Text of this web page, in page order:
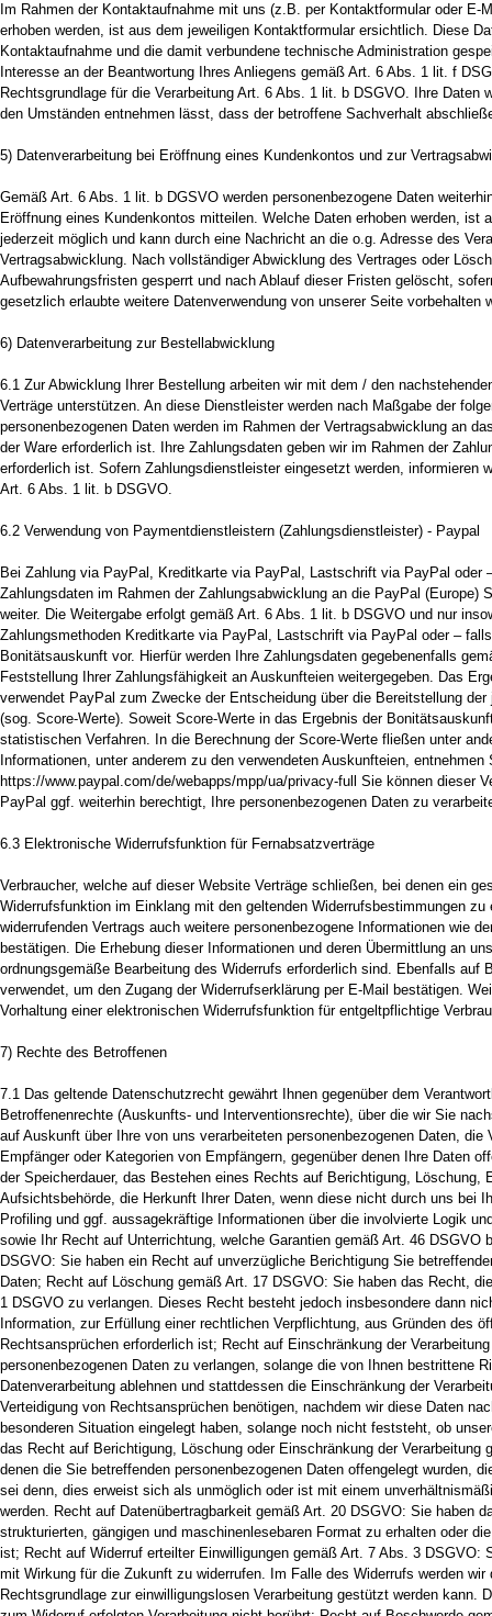
Im Rahmen der Kontaktaufnahme mit uns (z.B. per Kontaktformular oder
erhoben werden, ist aus dem jeweiligen Kontaktformular ersichtlich. Diese
Kontaktaufnahme und die damit verbundene technische Administration
Interesse an der Beantwortung Ihres Anliegens gemäß Art. 6 Abs. 1 lit. f
Rechtsgrundlage für die Verarbeitung Art. 6 Abs. 1 lit. b DSGVO. Ihre
den Umständen entnehmen lässt, dass der betroffene Sachverhalt
5) Datenverarbeitung bei Eröffnung eines Kundenkontos und zur
Gemäß Art. 6 Abs. 1 lit. b DGSVO werden personenbezogene Daten
Eröffnung eines Kundenkontos mitteilen. Welche Daten erhoben werden,
jederzeit möglich und kann durch eine Nachricht an die o.g. Adresse des
Vertragsabwicklung. Nach vollständiger Abwicklung des Vertrages oder
Aufbewahrungsfristen gesperrt und nach Ablauf dieser Fristen gelöscht,
gesetzlich erlaubte weitere Datenverwendung von unserer Seite
6) Datenverarbeitung zur Bestellabwicklung
6.1 Zur Abwicklung Ihrer Bestellung arbeiten wir mit dem / den
Verträge unterstützen. An diese Dienstleister werden nach Maßgabe der
personenbezogenen Daten werden im Rahmen der Vertragsabwicklung an
der Ware erforderlich ist. Ihre Zahlungsdaten geben wir im Rahmen der
erforderlich ist. Sofern Zahlungsdienstleister eingesetzt werden, informieren
Art. 6 Abs. 1 lit. b DSGVO.
6.2 Verwendung von Paymentdienstleistern (Zahlungsdienstleister) - Paypal
Bei Zahlung via PayPal, Kreditkarte via PayPal, Lastschrift via PayPal oder
Zahlungsdaten im Rahmen der Zahlungsabwicklung an die PayPal
weiter. Die Weitergabe erfolgt gemäß Art. 6 Abs. 1 lit. b DSGVO und nur
Zahlungsmethoden Kreditkarte via PayPal, Lastschrift via PayPal oder –
Bonitätsauskunft vor. Hierfür werden Ihre Zahlungsdaten gegebenenfalls
Feststellung Ihrer Zahlungsfähigkeit an Auskunfteien weitergegeben. Das
verwendet PayPal zum Zwecke der Entscheidung über die Bereitstellung
(sog. Score-Werte). Soweit Score-Werte in das Ergebnis der
statistischen Verfahren. In die Berechnung der Score-Werte fließen unter
Informationen, unter anderem zu den verwendeten Auskunfteien,
https://www.paypal.com/de/webapps/mpp/ua/privacy-full Sie können dieser
PayPal ggf. weiterhin berechtigt, Ihre personenbezogenen Daten zu
6.3 Elektronische Widerrufsfunktion für Fernabsatzverträge
Verbraucher, welche auf dieser Website Verträge schließen, bei denen ein
Widerrufsfunktion im Einklang mit den geltenden Widerrufsbestimmungen
widerrufenden Vertrags auch weitere personenbezogene Informationen wie
bestätigen. Die Erhebung dieser Informationen und deren Übermittlung an
ordnungsgemäße Bearbeitung des Widerrufs erforderlich sind. Ebenfalls
verwendet, um den Zugang der Widerrufserklärung per E-Mail bestätigen.
Vorhaltung einer elektronischen Widerrufsfunktion für entgeltpflichtige
7) Rechte des Betroffenen
7.1 Das geltende Datenschutzrecht gewährt Ihnen gegenüber dem
Betroffenenrechte (Auskunfts- und Interventionsrechte), über die wir Sie
auf Auskunft über Ihre von uns verarbeiteten personenbezogenen Daten,
Empfänger oder Kategorien von Empfängern, gegenüber denen Ihre Daten
der Speicherdauer, das Bestehen eines Rechts auf Berichtigung,
Aufsichtsbehörde, die Herkunft Ihrer Daten, wenn diese nicht durch uns bei
Profiling und ggf. aussagekräftige Informationen über die involvierte Logik
sowie Ihr Recht auf Unterrichtung, welche Garantien gemäß Art. 46
DSGVO: Sie haben ein Recht auf unverzügliche Berichtigung Sie
Daten; Recht auf Löschung gemäß Art. 17 DSGVO: Sie haben das Recht,
1 DSGVO zu verlangen. Dieses Recht besteht jedoch insbesondere dann
Information, zur Erfüllung einer rechtlichen Verpflichtung, aus Gründen des
Rechtsansprüchen erforderlich ist; Recht auf Einschränkung der
personenbezogenen Daten zu verlangen, solange die von Ihnen bestrittene
Datenverarbeitung ablehnen und stattdessen die Einschränkung der
Verteidigung von Rechtsansprüchen benötigen, nachdem wir diese Daten
besonderen Situation eingelegt haben, solange noch nicht feststeht, ob
das Recht auf Berichtigung, Löschung oder Einschränkung der
denen die Sie betreffenden personenbezogenen Daten offengelegt wurden,
sei denn, dies erweist sich als unmöglich oder ist mit einem
werden. Recht auf Datenübertragbarkeit gemäß Art. 20 DSGVO: Sie haben
strukturierten, gängigen und maschinenlesebaren Format zu erhalten oder
ist; Recht auf Widerruf erteilter Einwilligungen gemäß Art. 7 Abs. 3
mit Wirkung für die Zukunft zu widerrufen. Im Falle des Widerrufs werden
Rechtsgrundlage zur einwilligungslosen Verarbeitung gestützt werden